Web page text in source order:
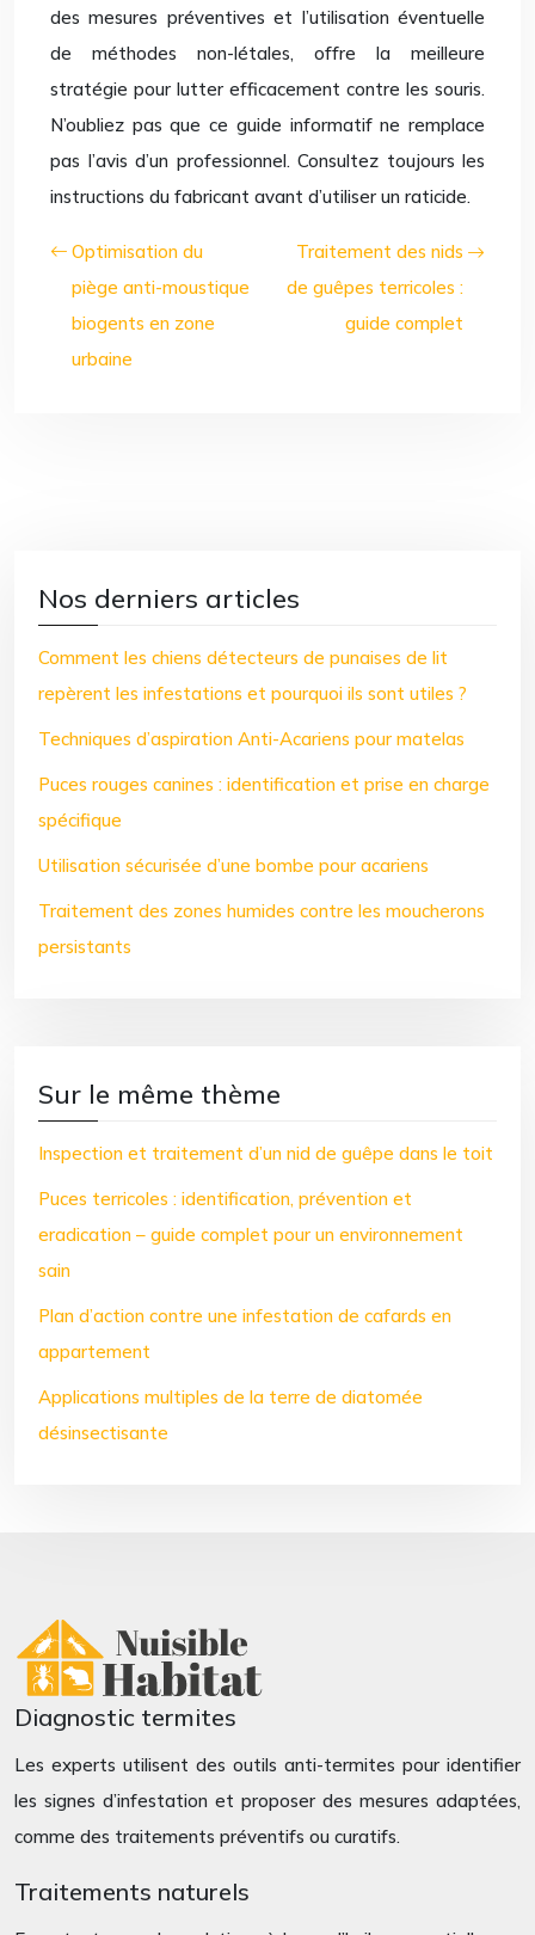
des mesures préventives et l’utilisation éventuelle
de méthodes non-létales, offre la meilleure
stratégie pour lutter efficacement contre les souris.
N’oubliez pas que ce guide informatif ne remplace
pas l’avis d’un professionnel. Consultez toujours les
instructions du fabricant avant d’utiliser un raticide.
Optimisation du
piège anti-moustique
biogents en zone
urbaine
Traitement des nids
de guêpes terricoles :
guide complet
Nos derniers articles
Comment les chiens détecteurs de punaises de lit
repèrent les infestations et pourquoi ils sont utiles ?
Techniques d’aspiration Anti-Acariens pour matelas
Puces rouges canines : identification et prise en charge
spécifique
Utilisation sécurisée d’une bombe pour acariens
Traitement des zones humides contre les moucherons
persistants
Sur le même thème
Inspection et traitement d’un nid de guêpe dans le toit
Puces terricoles : identification, prévention et
eradication – guide complet pour un environnement
sain
Plan d’action contre une infestation de cafards en
appartement
Applications multiples de la terre de diatomée
désinsectisante
Diagnostic termites
Les experts utilisent des outils anti-termites pour identifier
les signes d’infestation et proposer des mesures adaptées,
comme des traitements préventifs ou curatifs.
Traitements naturels